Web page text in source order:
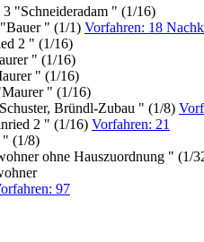
3 "Schneideradam " (1/16)
" (1/1) Vorfahren: 18
2 " (1/16)
" (1/16)
" (1/16)
" (1/16)
Bründl-Zubau " (1/8)
2 " (1/16) Vorfahren: 21
" (1/8)
ohne Hauszuordnung " (1/
97